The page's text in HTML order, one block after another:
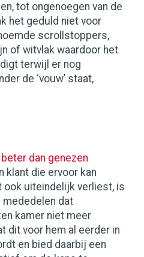
tot ongenoegen van de
het geduld niet voor
scrollstoppers,
of witvlak waardoor het
terwijl er nog
de ‘vouw’ staat,
dan genezen
klant die ervoor kan
ook uiteindelijk verliest, is
mededelen dat
kamer niet meer
dit voor hem al eerder in
en bied daarbij een